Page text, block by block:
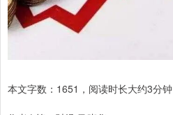
本文字数：1651，阅读时长大约3分钟